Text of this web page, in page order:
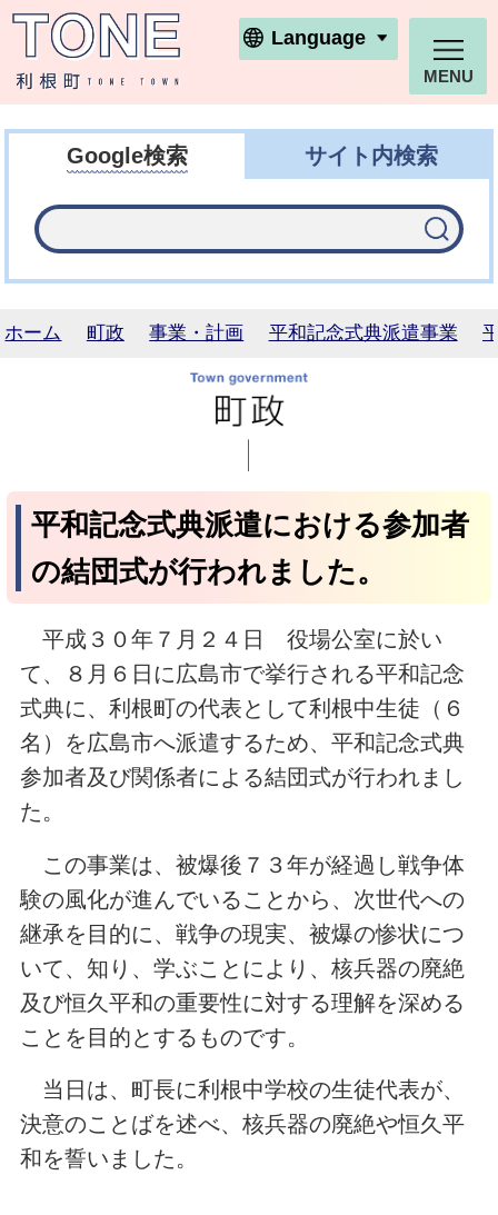
利根町ホームページ
Language
MENU
Google検索 サイト内検索
ホーム 町政 事業・計画 平和記念式典派遣事業
平和記念式典派遣における参加者
の結団式が行われました。
平成３０年７月２４日 役場公室に於い
て、８月６日に広島市で挙行される平和記念
式典に、利根町の代表として利根中生徒（６
名）を広島市へ派遣するため、平和記念式典
参加者及び関係者による結団式が行われまし
た。
この事業は、被爆後７３年が経過し戦争体
験の風化が進んでいることから、次世代への
継承を目的に、戦争の現実、被爆の惨状につ
いて、知り、学ぶことにより、核兵器の廃絶
及び恒久平和の重要性に対する理解を深める
ことを目的とするものです。
当日は、町長に利根中学校の生徒代表が、
決意のことばを述べ、核兵器の廃絶や恒久平
和を誓いました。